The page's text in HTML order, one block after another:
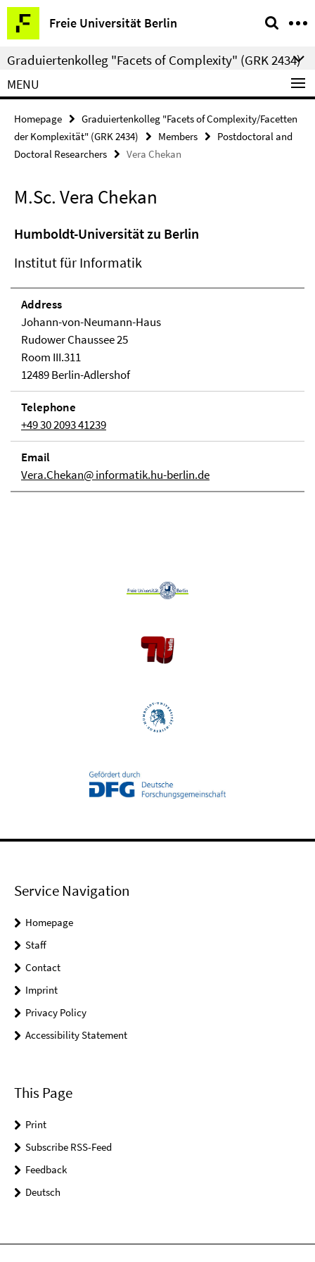
Springe
direkt
zu
Inhalt
Freie Universität Berlin
Service
Navigation
Graduiertenkolleg "Facets of Complexity" (GRK 2434)
MENU
Homepage
Graduiertenkolleg "Facets of Complexity/Facetten
der Komplexität" (GRK 2434)
Members
Postdoctoral and
Doctoral Researchers
Vera Chekan
M.Sc. Vera Chekan
Humboldt-Universität zu Berlin
Institut für Informatik
Address
Johann-von-Neumann-Haus
Rudower Chaussee 25
Room III.311
12489 Berlin-Adlershof
Telephone
+49 30 2093 41239
Email
Vera.Chekan@ informatik.hu-berlin.de
Service Navigation
Homepage
Staff
Contact
Imprint
Privacy Policy
Accessibility Statement
This Page
Print
Subscribe RSS-Feed
Feedback
Deutsch